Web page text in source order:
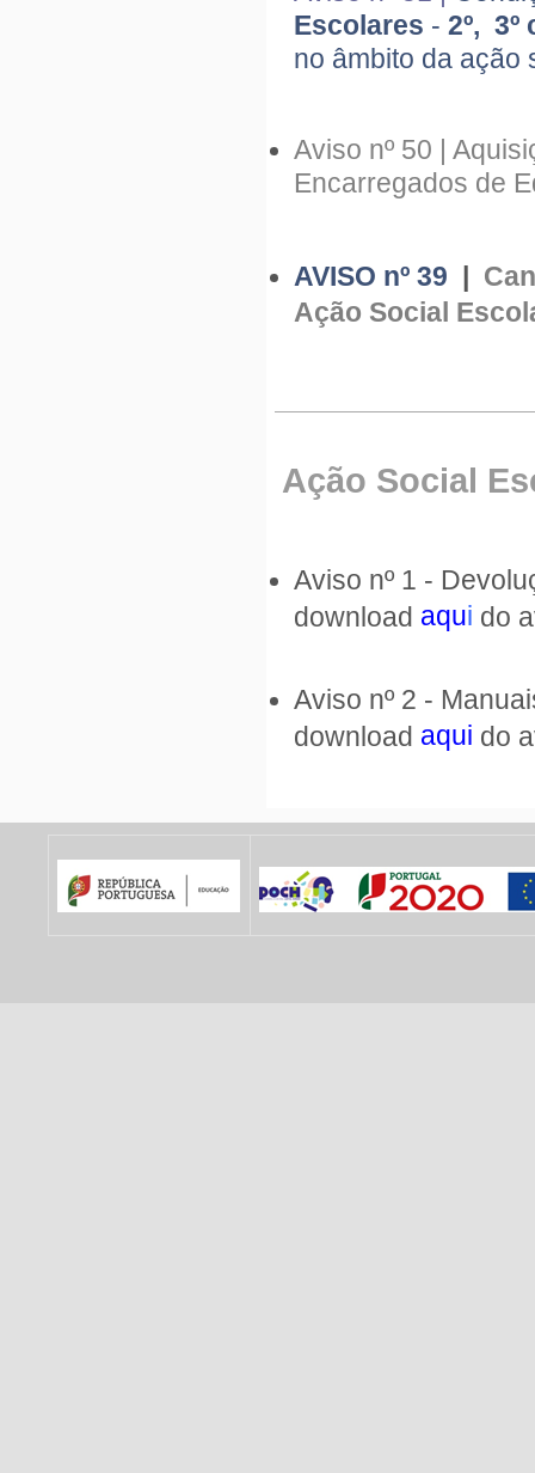
Escolares - 2º,
no âmbito da
Aviso nº 50 |
Encarregados de
AVISO nº 39
Ação Social
Ação Social
Aviso nº 1 -
download aqui do
Aviso nº 2 -
download aqui do